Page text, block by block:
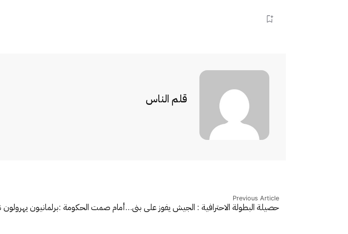
قلم الناس
Previous Article
حصيلة البطولة الاحترافية : الجيش يفوز على بني…أمام صمت الحكومة :برلمانيون يهرولون